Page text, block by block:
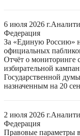
6 июля 2026 г.
Федерация
За «Единую Россию»
официальных
Отчёт о мониторинге
избирательной
Государственной
назначенным на 20
2 июля 2026 г.
Федерация
Правовые параметры